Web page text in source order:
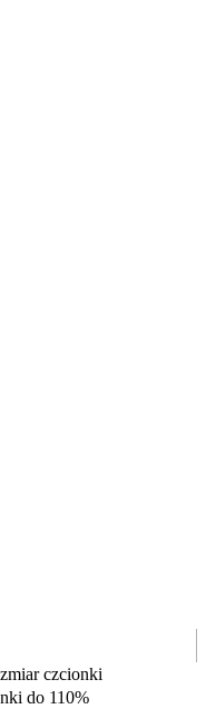
czcionki
do 110%